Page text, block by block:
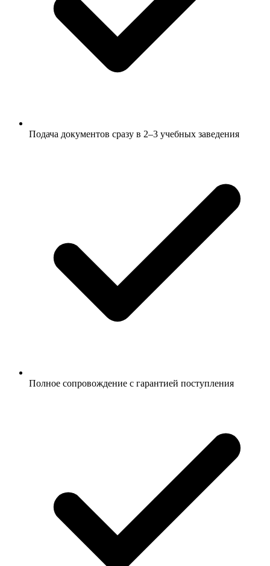
Подача документов сразу в 2–3 учебных заведения
Полное сопровождение с гарантией поступления